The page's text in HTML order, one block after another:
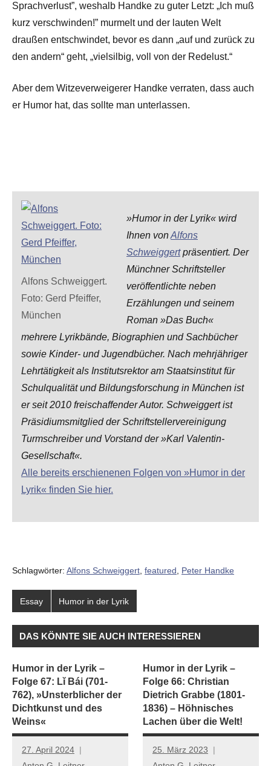
Sprachverlust”, weshalb Handke zu guter Letzt: „Ich muß
kurz verschwinden!” murmelt und der lauten Welt
draußen entschwindet, bevor es dann „auf und zurück zu
den andern“ geht, „vielsilbig, voll von der Redelust.“
Aber dem Witzeverweigerer Handke verraten, dass auch
er Humor hat, das sollte man unterlassen.
Alfons Schweiggert.
Foto: Gerd Pfeiffer,
München
»Humor in der Lyrik« wird
Ihnen vonAlfons
Schweiggertpräsentiert. Der
Münchner Schriftsteller
veröffentlichte neben
Erzählungen und seinem
Roman »Das Buch«
mehrere Lyrikbände, Biographien und Sachbücher
sowie Kinder- und Jugendbücher. Nach mehrjähriger
Lehrtätigkeit als Institutsrektor am Staatsinstitut für
Schulqualität und Bildungsforschung in München ist
er seit 2010 freischaffender Autor. Schweiggert ist
Präsidiumsmitglied der Schriftstellervereinigung
Turmschreiber und Vorstand der »Karl Valentin-
Gesellschaft«.
Alle bereits erschienenen Folgen von »Humor in der
Lyrik« finden Sie hier.
Schlagwörter: Alfons Schweiggert, featured, Peter Handke
Essay Humor in der Lyrik
DAS KÖNNTE SIE AUCH INTERESSIEREN
Humor in der Lyrik –
Folge 67: Lǐ Bái (701-
762), »Unsterblicher der
Dichtkunst und des
Weins«
27. April 2024
Humor in der Lyrik –
Folge 66: Christian
Dietrich Grabbe (1801-
1836) – Höhnisches
Lachen über die Welt!
25. März 2023